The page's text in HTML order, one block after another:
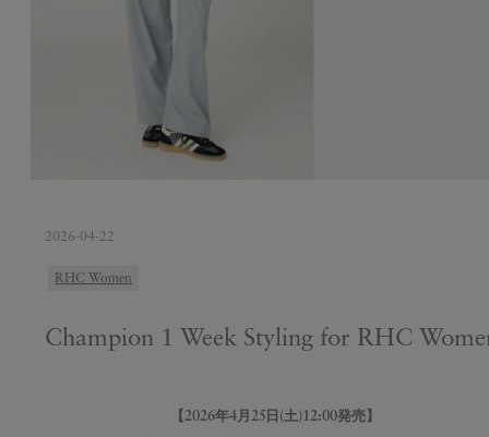
2026-04-22
RHC Women
Champion 1 Week Styling for RHC
【2026年4月25日(土)12:00発売】